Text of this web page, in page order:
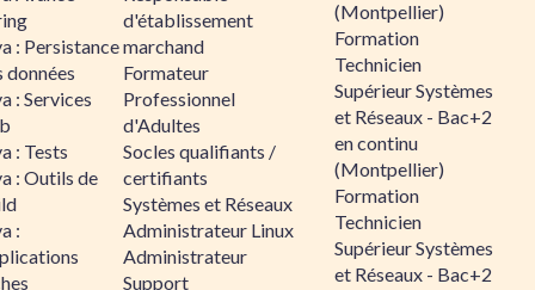
: Persistance
données
: Services
: Tests
: Outils de
:
d'établissement
marchand
Formateur
Professionnel
d'Adultes
Socles qualifiants /
certifiants
Systèmes et Réseaux
Administrateur Linux
Administrateur
Support
(Montpellier)
Formation
Technicien
Supérieur Systèmes
et Réseaux - Bac+2
en continu
(Montpellier)
Formation
Technicien
Supérieur Systèmes
et Réseaux - Bac+2